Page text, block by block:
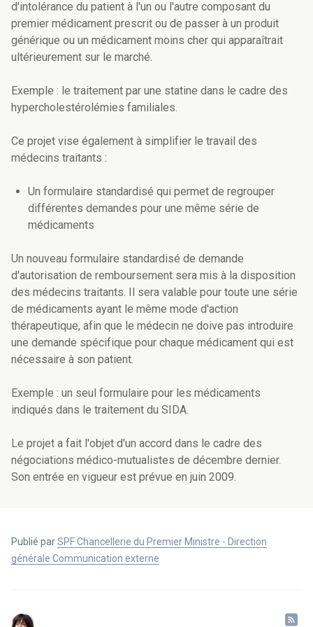
d'intolérance du patient à l'un ou l'autre composant du
premier médicament prescrit ou de passer à un produit
générique ou un médicament moins cher qui apparaîtrait
ultérieurement sur le marché.
Exemple : le traitement par une statine dans le cadre des
hypercholestérolémies familiales.
Ce projet vise également à simplifier le travail des
médecins traitants :
Un formulaire standardisé qui permet de regrouper
différentes demandes pour une même série de
médicaments
Un nouveau formulaire standardisé de demande
d'autorisation de remboursement sera mis à la disposition
des médecins traitants. Il sera valable pour toute une série
de médicaments ayant le même mode d'action
thérapeutique, afin que le médecin ne doive pas introduire
une demande spécifique pour chaque médicament qui est
nécessaire à son patient.
Exemple : un seul formulaire pour les médicaments
indiqués dans le traitement du SIDA.
Le projet a fait l'objet d'un accord dans le cadre des
négociations médico-mutualistes de décembre dernier.
Son entrée en vigueur est prévue en juin 2009.
Publié parSPF Chancellerie du Premier Ministre - Direction
générale Communication externe